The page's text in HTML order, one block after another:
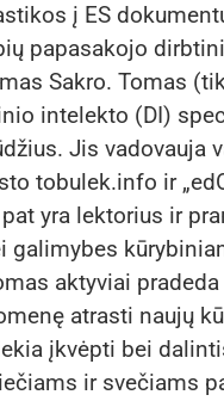
į ES
papasakojo
Sakro. Tomas
intelekto (DI)
Jis vadovauja
tobulek.info ir
yra lektorius ir
galimybes
aktyviai
atrasti naujų
įkvėpti bei
ir svečiams